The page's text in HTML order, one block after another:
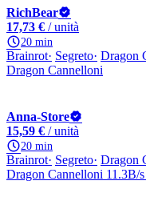
RichBear
17,73 € / unità
20 min
Brainrot Segreto Dragon
Dragon Cannelloni
Anna-Store
15,59 € / unità
20 min
Brainrot Segreto Dragon
Dragon Cannelloni 11.3B/s